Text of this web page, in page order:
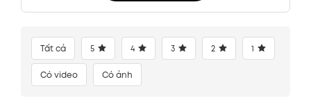
Tất cả 5 4 3 2 1
Có video Có ảnh